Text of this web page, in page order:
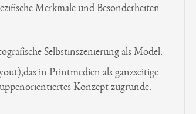
Merkmale und Besonderheiten
Selbstinszenierung als Model.
in Printmedien als ganzseitige
Konzept zugrunde.